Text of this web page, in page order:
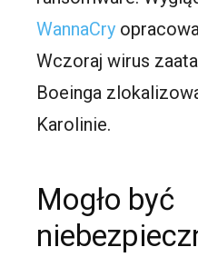
WannaCry
Wczoraj wirus
Boeinga
Karolinie.
Mogło być